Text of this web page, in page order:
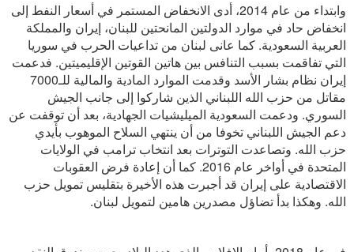
وابتداء من عام 2014، أدى الانخفاض المستمر في أسعار النفط إلى
انخفاض حاد في موارد الدولتين المانحتين للبنان، إيران والمملكة
العربية السعودية. كما عانى لبنان من تداعيات الحرب في سوريا
التي تفاقمت بسبب التنافس بين هاتين القوتين الإقليميتين. فدعمت
إيران نظام بشار الأسد وقدمت الموارد المادية والمالية للـ7000
مقاتل من حزب الله اللبناني الذين شاركوا إلى جانب الجيش
السوري. ودعمت السعودية الميليشيات الجهادية، بعد أن توقفت عن
دعم الجيش اللبناني تخوفا من أن ينتهي السلاح الموهوب بأيدي
حزب الله. وتصاعدت التوترات بعد انتخاب ترامب في الولايات
المتحدة في أواخر عام 2016. كما أن إعادة فرض العقوبات
الاقتصادية على إيران قد أجبرت هذه الأخيرة بتقليس تمويل حزب
الله. وهكذا بدأ تضاؤل مصدرين هامين لتمويل لبنان.